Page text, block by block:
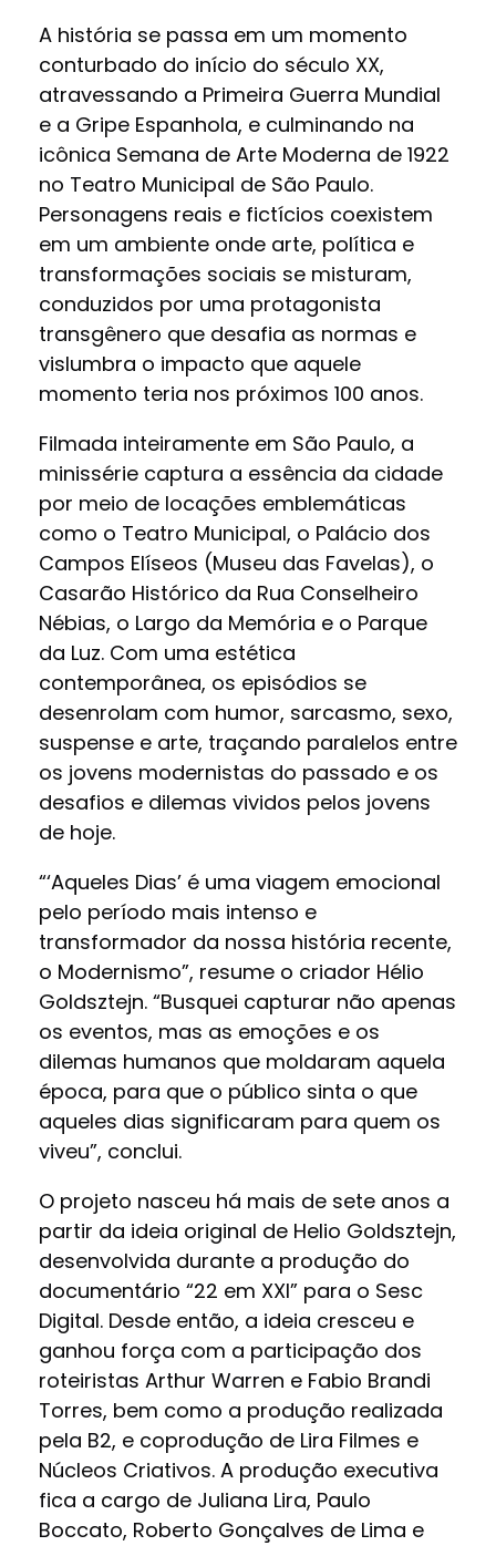
A história se passa em um momento
conturbado do início do século XX,
atravessando a Primeira Guerra Mundial
e a Gripe Espanhola, e culminando na
icônica Semana de Arte Moderna de 1922
no Teatro Municipal de São Paulo.
Personagens reais e fictícios coexistem
em um ambiente onde arte, política e
transformações sociais se misturam,
conduzidos por uma protagonista
transgênero que desafia as normas e
vislumbra o impacto que aquele
momento teria nos próximos 100 anos.
Filmada inteiramente em São Paulo, a
minissérie captura a essência da cidade
por meio de locações emblemáticas
como o Teatro Municipal, o Palácio dos
Campos Elíseos (Museu das Favelas), o
Casarão Histórico da Rua Conselheiro
Nébias, o Largo da Memória e o Parque
da Luz. Com uma estética
contemporânea, os episódios se
desenrolam com humor, sarcasmo, sexo,
suspense e arte, traçando paralelos entre
os jovens modernistas do passado e os
desafios e dilemas vividos pelos jovens
de hoje.
“‘Aqueles Dias’ é uma viagem emocional
pelo período mais intenso e
transformador da nossa história recente,
o Modernismo”, resume o criador Hélio
Goldsztejn. “Busquei capturar não apenas
os eventos, mas as emoções e os
dilemas humanos que moldaram aquela
época, para que o público sinta o que
aqueles dias significaram para quem os
viveu”, conclui.
O projeto nasceu há mais de sete anos a
partir da ideia original de Helio Goldsztejn,
desenvolvida durante a produção do
documentário “22 em XXI” para o Sesc
Digital. Desde então, a ideia cresceu e
ganhou força com a participação dos
roteiristas Arthur Warren e Fabio Brandi
Torres, bem como a produção realizada
pela B2, e coprodução de Lira Filmes e
Núcleos Criativos. A produção executiva
fica a cargo de Juliana Lira, Paulo
Boccato, Roberto Gonçalves de Lima e